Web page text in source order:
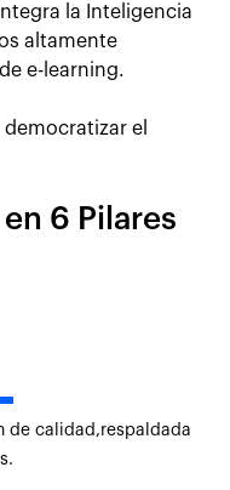
la Inteligencia
altamente
e-learning.
el
en 6 Pilares
de calidad,respaldada